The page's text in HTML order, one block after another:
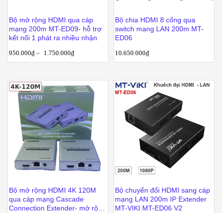
Bộ mở rộng HDMI qua cáp
mạng 200m MT-ED09- hỗ trợ
kết nối 1 phát ra nhiều nhận
950.000₫ – 1.750.000₫
Bộ chia HDMI 8 cổng qua
switch mạng LAN 200m MT-
ED06
10.650.000₫
Bộ mở rộng HDMI 4K 120M
qua cáp mạng Cascade
Connection Extender- mở rộng
Bộ chuyển đổi HDMI sang cáp
mạng LAN 200m IP Extender
MT-VIKI MT-ED06 V2